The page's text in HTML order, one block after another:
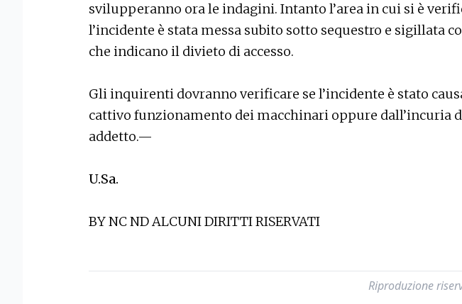
svilupperanno ora le indagini. Intanto l’area in cui si è
l’incidente è stata messa subito sotto sequestro e sigillata
che indicano il divieto di accesso.
Gli inquirenti dovranno verificare se l’incidente è stato
cattivo funzionamento dei macchinari oppure dall’incuria
addetto.—
U.Sa.
BY NC ND ALCUNI DIRITTI RISERVATI
Riproduzione